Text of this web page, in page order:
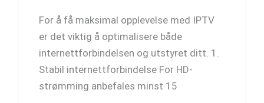
For å få maksimal opplevelse med IPTV
er det viktig å optimalisere både
internettforbindelsen og utstyret ditt. 1.
Stabil internettforbindelse For HD-
strømming anbefales minst 15